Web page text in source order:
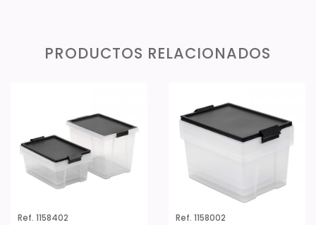
PRODUCTOS RELACIONADOS
Ref. 1158402 Ref. 1158002